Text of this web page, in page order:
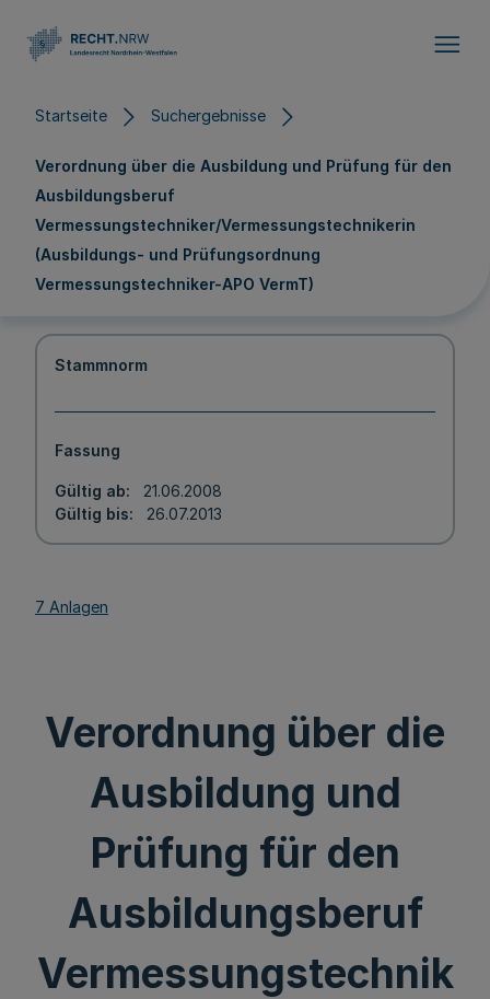
Startseite Suchergebnisse
Verordnung über die Ausbildung und Prüfung für den
Ausbildungsberuf
Vermessungstechniker/Vermessungstechnikerin
(Ausbildungs- und Prüfungsordnung
Vermessungstechniker-APO VermT)
Stammnorm
Fassung
Gültig ab
21.06.2008
Gültig bis
26.07.2013
7 Anlagen
Verordnung über die
Ausbildung und
Prüfung für den
Ausbildungsberuf
Vermessungstechnik